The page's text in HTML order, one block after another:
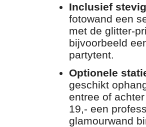
Inclusief
fotowand een
met de glitter-
bijvoorbeeld
partytent.
Optionele
geschikt
entree of
19,- een
glamourwand